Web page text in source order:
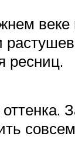
ресниц.